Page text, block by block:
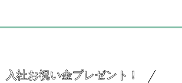
入社お祝い金プレゼント！